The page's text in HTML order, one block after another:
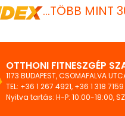
...TÖBB MINT
OTTHONI FITNESZGÉP
1173 BUDAPEST, CSOMAFALVA
TEL: +36 1 267 4921, +36 1 318 7159
Nyitva tartás: H-P: 10:00-18:00,